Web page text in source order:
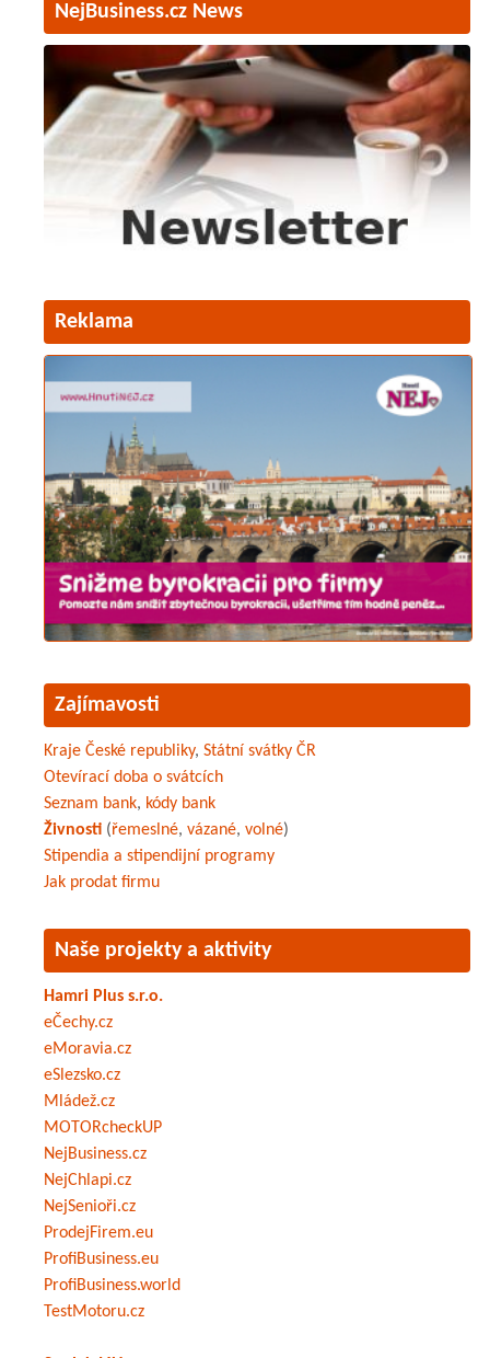
NejBusiness.cz News
Reklama
Zajímavosti
Kraje České republiky, Státní svátky ČR
Otevírací doba o svátcích
Seznam bank, kódy bank
Živnosti (řemeslné, vázané, volné)
Stipendia a stipendijní programy
Jak prodat firmu
Naše projekty a aktivity
Hamri Plus s.r.o.
eČechy.cz
eMoravia.cz
eSlezsko.cz
Mládež.cz
MOTORcheckUP
NejBusiness.cz
NejChlapi.cz
NejSenioři.cz
ProdejFirem.eu
ProfiBusiness.eu
ProfiBusiness.world
TestMotoru.cz